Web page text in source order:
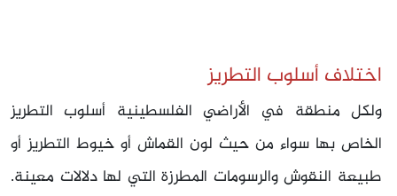
اختلاف أسلوب التطريز
ولكل منطقة في الأراضي الفلسطينية أسلوب التطريز
الخاص بها سواء من حيث لون القماش أو خيوط التطريز أو
طبيعة النقوش والرسومات المطرزة التي لها دلالات معينة.